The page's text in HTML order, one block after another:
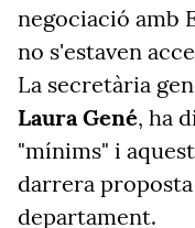
negociació amb
no s'estaven
La secretària
Laura Gené, ha
"mínims" i
darrera
departament.